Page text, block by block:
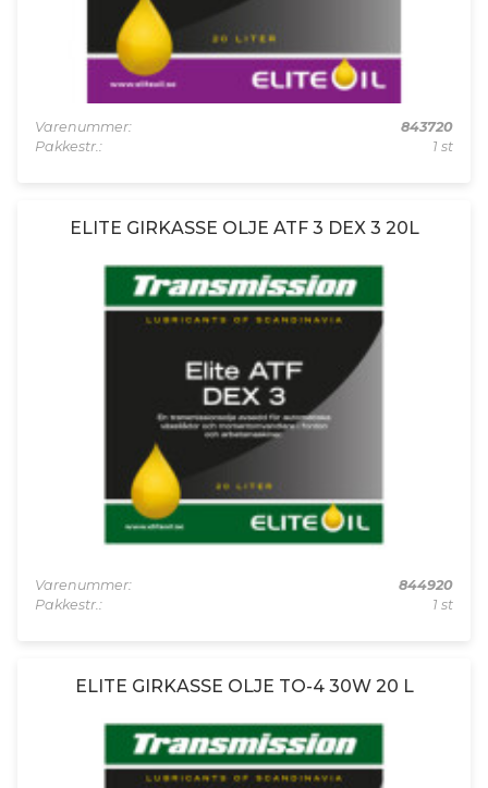
Varenummer:
843720
Pakkestr.:
1 st
ELITE GIRKASSE OLJE ATF 3 DEX 3 20L
Varenummer:
844920
Pakkestr.:
1 st
ELITE GIRKASSE OLJE TO-4 30W 20 L